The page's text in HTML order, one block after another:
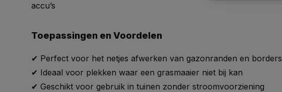
accu’s
Toepassingen en Voordelen
✔ Perfect voor het netjes afwerken van gazonranden en borders
✔ Ideaal voor plekken waar een grasmaaier niet bij kan
✔ Geschikt voor gebruik in tuinen zonder stroomvoorziening